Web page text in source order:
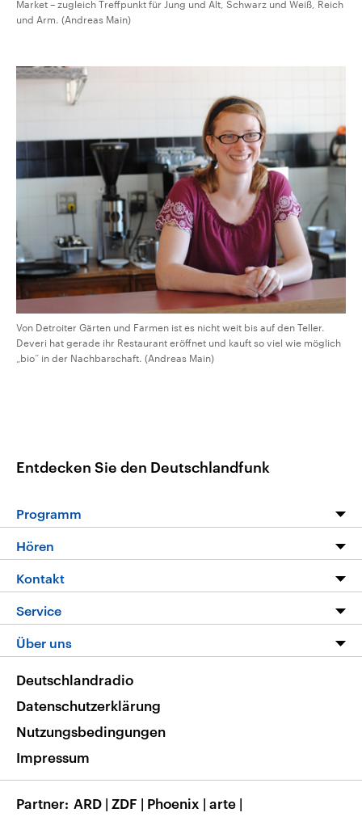
Market – zugleich Treffpunkt für Jung und Alt, Schwarz und Weiß, Reich
und Arm. (Andreas Main)
Von Detroiter Gärten und Farmen ist es nicht weit bis auf den Teller.
Deveri hat gerade ihr Restaurant eröffnet und kauft so viel wie möglich
„bio“ in der Nachbarschaft. (Andreas Main)
Entdecken Sie den Deutschlandfunk
Programm
Programm
Die Nachrichten
Nachrichtenleicht
Neue Beiträge auf dlf.de
Hören
Livestream
Podcasts
Deutschlandfunk App
Nachrichten App
Frequenzen
Kontakt
Hörerservice
Service
FAQ
Veranstaltungen
Musikliste
RSS
Über uns
Barrierefreiheit
Deutschlandradio
Datenschutzerklärung
Nutzungsbedingungen
Impressum
Partner ARD | ZDF | Phoenix | arte |